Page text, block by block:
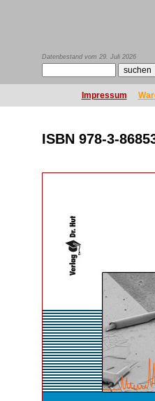
Datenbestand vom 29. Juli 2026
Impressum
ISBN 978-3-